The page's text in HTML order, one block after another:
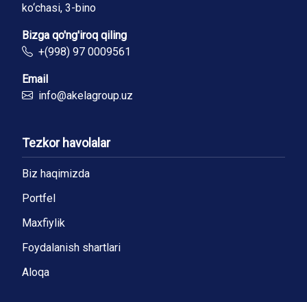
ko‘chasi, 3-bino
Bizga qo'ng'iroq qiling
+(998) 97 0009561
Email
info@akelagroup.uz
Tezkor havolalar
Biz haqimizda
Portfel
Maxfiylik
Foydalanish shartlari
Aloqa